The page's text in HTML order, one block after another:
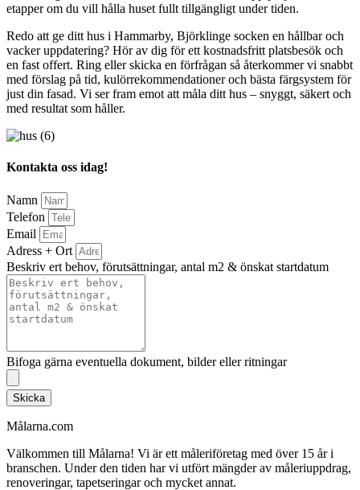
etapper om du vill hålla huset fullt tillgängligt under tiden.
Redo att ge ditt hus i Hammarby, Björklinge socken en hållbar och
vacker uppdatering? Hör av dig för ett kostnadsfritt platsbesök och
en fast offert. Ring eller skicka en förfrågan så återkommer vi snabbt
med förslag på tid, kulörrekommendationer och bästa färgsystem för
just din fasad. Vi ser fram emot att måla ditt hus – snyggt, säkert och
med resultat som håller.
Kontakta oss idag!
Namn
Telefon
Email
Adress + Ort
Beskriv ert behov, förutsättningar, antal m2 & önskat startdatum
Bifoga gärna eventuella dokument, bilder eller ritningar
Skicka
Målarna.com
Välkommen till Målarna! Vi är ett måleriföretag med över 15 år i
branschen. Under den tiden har vi utfört mängder av måleriuppdrag,
renoveringar, tapetseringar och mycket annat.